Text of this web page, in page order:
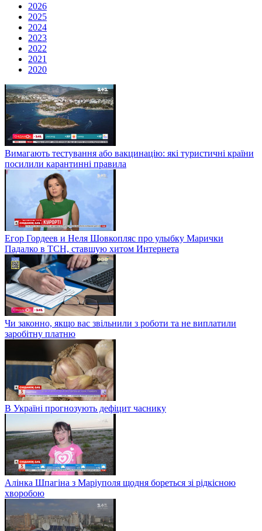
2026
2025
2024
2023
2022
2021
2020
Вимагають тестування або вакцинацію: які туристичні країни
посилили карантинні правила
Егор Гордеев и Неля Шовкопляс про улыбку Марички
Падалко в ТСН, ставшую хитом Интернета
Чи законно, якщо вас звільнили з роботи та не виплатили
заробітну платню
В Україні прогнозують дефіцит часнику
Алінка Шпагіна з Маріуполя щодня бореться зі рідкісною
хворобою